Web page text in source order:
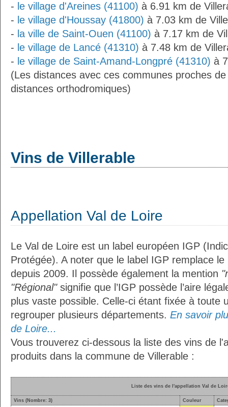
- le village d'Areines (41100) à 6.91 km de
- le village d'Houssay (41800) à 7.03 km de
- la ville de Saint-Ouen (41100) à 7.17 km de
- le village de Lancé (41310) à 7.48 km de
- le village de Saint-Amand-Longpré (41310) à
(Les distances avec ces communes proches
distances orthodromiques)
Vins de Villerable
Appellation Val de Loire
Le Val de Loire est un label européen IGP
Protégée). A noter que le label IGP remplace
depuis 2009. Il possède également la mention
"Régional"signifie que l’IGP possède l’aire
plus vaste possible. Celle-ci étant fixée à toute
regrouper plusieurs départements. En savoir
de Loire...
Vous trouverez ci-dessous la liste des vins de
produits dans la commune de Villerable :
Liste des vins de l'appellation Val de
Vins (Nombre: 3) Couleur